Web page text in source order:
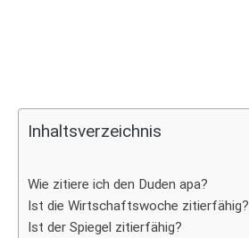
Inhaltsverzeichnis
Wie zitiere ich den Duden apa?
Ist die Wirtschaftswoche zitierfähig?
Ist der Spiegel zitierfähig?